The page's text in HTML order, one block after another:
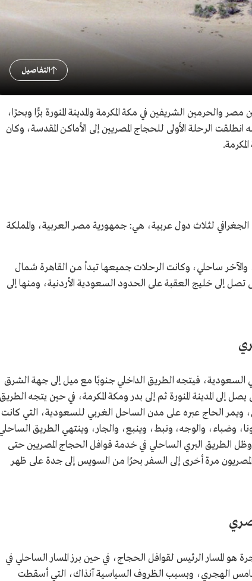
التفاصيل
والحرمين الشريفين في مكة المكرمة والمدينة المنورة برًّا وبحرًا،
الرحلة الأولى للحجاج المصريين إلى الأماكن المقدسة، وكان
لثلاث دول عربية، هي: جمهورية مصر العربية، والمملكة
ساحلي، وكانت الرحلات جميعها تبدأ من القاهرة شمال
إلى خليج العقبة على الحدود السعودية الأردنية، ومنها إلى
السعودية، فيتجه الطريق الداخلي جنوبًا مع ميل إلى جهة الشرق
المدينة المنورة ثم إلى بدر ومكة المكرمة، في حين يتجه الطريق
ويمر الحاج عبره على مدن الساحل الغربي للسعودية، التي كانت
وضباء، والوجه، ونبط، وينبع، والجار، وينتهي الطريق
الطريق البري الساحلي في خدمة قوافل الحجاج المصريين حتى
الحجاج المصريون مرة أخرى إلى السفر بحرًا من السويس إلى جدة على ظهر
هو المسار الرئيس لقوافل الحجاج، في حين برز المسار الساحلي في
الهجري، وبسبب الظروف السياسية آنذاك، التي أسقطت